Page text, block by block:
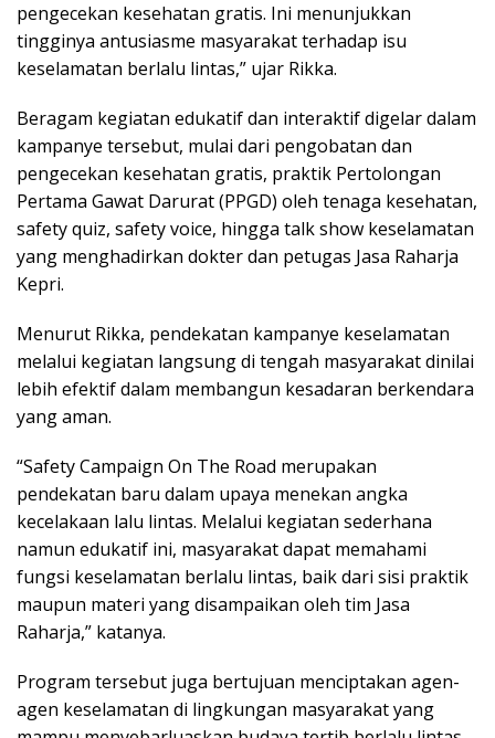
pengecekan kesehatan gratis. Ini menunjukkan
tingginya antusiasme masyarakat terhadap isu
keselamatan berlalu lintas,” ujar Rikka.
Beragam kegiatan edukatif dan interaktif digelar dalam
kampanye tersebut, mulai dari pengobatan dan
pengecekan kesehatan gratis, praktik Pertolongan
Pertama Gawat Darurat (PPGD) oleh tenaga kesehatan,
safety quiz, safety voice, hingga talk show keselamatan
yang menghadirkan dokter dan petugas Jasa Raharja
Kepri.
Menurut Rikka, pendekatan kampanye keselamatan
melalui kegiatan langsung di tengah masyarakat dinilai
lebih efektif dalam membangun kesadaran berkendara
yang aman.
“Safety Campaign On The Road merupakan
pendekatan baru dalam upaya menekan angka
kecelakaan lalu lintas. Melalui kegiatan sederhana
namun edukatif ini, masyarakat dapat memahami
fungsi keselamatan berlalu lintas, baik dari sisi praktik
maupun materi yang disampaikan oleh tim Jasa
Raharja,” katanya.
Program tersebut juga bertujuan menciptakan agen-
agen keselamatan di lingkungan masyarakat yang